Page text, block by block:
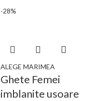
-28%
ALEGE MARIMEA
Ghete Femei
imblanite usoare